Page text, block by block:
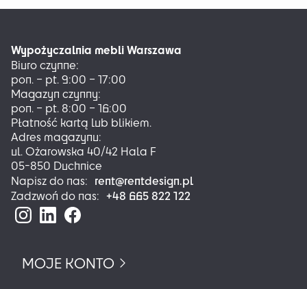
wariantów.
wybrać
Wypożyczalnia mebli Warszawa
Biuro czynne:
pon. – pt. 9:00 – 17:00
Magazyn czynny:
pon. – pt. 8:00 – 16:00
Płatność kartą lub blikiem.
Adres magazynu:
ul. Ożarowska 40/42 Hala F
05-850 Duchnice
Napisz do nas: rent@rentdesign.pl
Zadzwoń do nas: +48 665 822 122
MOJE KONTO